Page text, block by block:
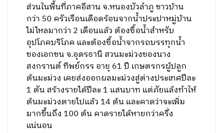
ส่วนในพื้นที่ภาคอีสาน จ.หนองบัวลำภู ชาวบ้าน
กว่า 50 ครัวเรือนเดือดร้อนจากน้ำประปาหมู่บ้าน
ไม่ไหลมากว่า 2 เดือนแล้ว ต้องซื้อน้ำสำหรับ
อุปโภคบริโภค และต้องซื้อน้ำจากรถบรรทุกน้ำ
ของเอกชน จ.อุดรธานี สวนมะม่วงของนาง
สงกรานต์ ทิพย์กรร อายุ 61 ปี เกษตรกรผู้ปลูก
ต้นมะม่วง เคยส่งออกผลมะม่วงสู่ต่างประเทศปีละ
1 ตัน สร้างรายได้ปีละ 1 แสนบาท แต่ภัยแล้งทำให้
ต้นมะม่วงตายไปแล้ว 14 ต้น และคาดว่าจะเพิ่ม
มากขึ้นถึง 100 ต้น คาดรายได้หายกว่าครึ่ง
แน่นอน